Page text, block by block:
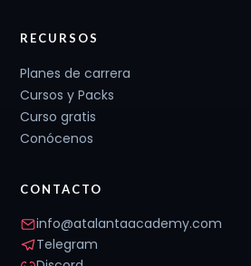
RECURSOS
Planes de carrera
Cursos y Packs
Curso gratis
Conócenos
CONTACTO
info@atalantaacademy.com
Telegram